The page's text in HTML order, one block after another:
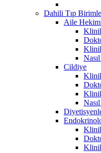
Dahili Tıp
Aile
Cildiye